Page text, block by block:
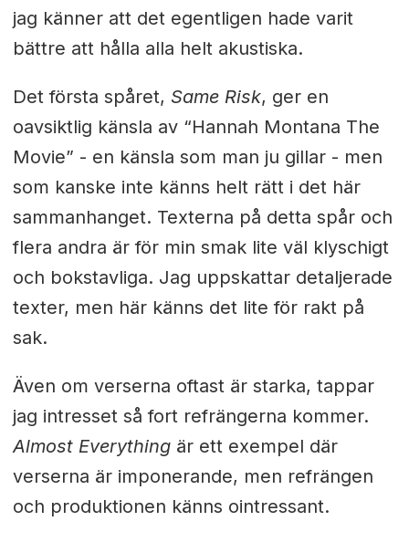
jag känner att det egentligen hade varit
bättre att hålla alla helt akustiska.
Det första spåret, Same Risk, ger en
oavsiktlig känsla av “Hannah Montana The
Movie” - en känsla som man ju gillar - men
som kanske inte känns helt rätt i det här
sammanhanget. Texterna på detta spår och
flera andra är för min smak lite väl klyschigt
och bokstavliga. Jag uppskattar detaljerade
texter, men här känns det lite för rakt på
sak.
Även om verserna oftast är starka, tappar
jag intresset så fort refrängerna kommer.
Almost Everythingär ett exempel där
verserna är imponerande, men refrängen
och produktionen känns ointressant.